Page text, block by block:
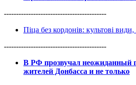
------------------------------------------
Піца без кордонів: культові
------------------------------------------
В РФ прозвучал неожиданный
жителей Донбасса и не только